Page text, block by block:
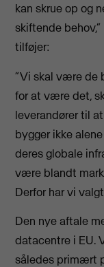
kan skrue op og
skiftende
tilføjer:
”Vi skal være de
for at være det,
leverandører til
bygger ikke
deres globale
være blandt
Derfor har vi
Den nye aftale
datacentre i EU.
således primært